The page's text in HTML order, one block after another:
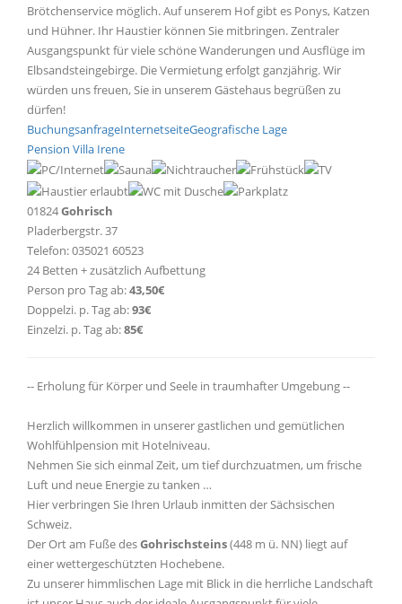
Brötchenservice möglich. Auf unserem Hof gibt es Ponys, Katzen
und Hühner. Ihr Haustier können Sie mitbringen. Zentraler
Ausgangspunkt für viele schöne Wanderungen und Ausflüge im
Elbsandsteingebirge. Die Vermietung erfolgt ganzjährig. Wir
würden uns freuen, Sie in unserem Gästehaus begrüßen zu
dürfen!
BuchungsanfrageInternetseiteGeografische Lage
Pension Villa Irene
01824Gohrisch
Pladerbergstr. 37
Telefon: 035021 60523
24 Betten + zusätzlich Aufbettung
Person pro Tag ab:43,50€
Doppelzi. p. Tag ab:93€
Einzelzi. p. Tag ab:85€
-- Erholung für Körper und Seele in traumhafter Umgebung --
Herzlich willkommen in unserer gastlichen und gemütlichen
Wohlfühlpension mit Hotelniveau.
Nehmen Sie sich einmal Zeit, um tief durchzuatmen, um frische
Luft und neue Energie zu tanken …
Hier verbringen Sie Ihren Urlaub inmitten der Sächsischen
Schweiz.
Der Ort am Fuße desGohrischsteins(448 m ü. NN) liegt auf
einer wettergeschützten Hochebene.
Zu unserer himmlischen Lage mit Blick in die herrliche Landschaft